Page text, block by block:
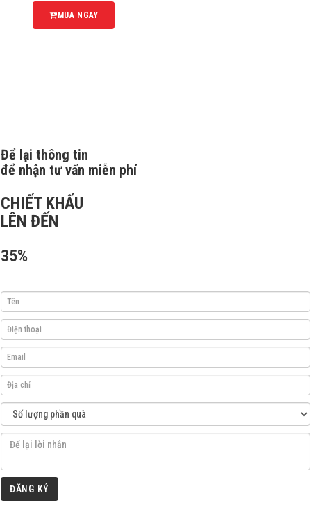
MUA NGAY
Để lại thông tin
để nhận tư vấn miễn phí
CHIẾT KHẤU
LÊN ĐẾN
35%
ĐĂNG KÝ